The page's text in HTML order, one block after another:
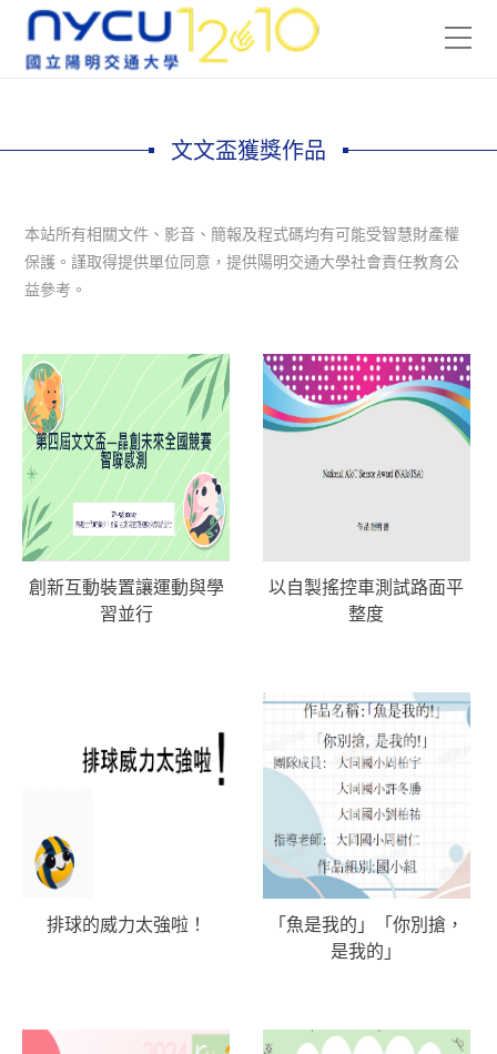
文文盃獲獎作品
本站所有相關文件、影音、簡報及程式碼均有可能受智慧財產權
保護。謹取得提供單位同意，提供陽明交通大學社會責任教育公
益參考。
創新互動裝置讓運動與學
習並行
以自製搖控車測試路面平
整度
排球的威力太強啦！
「魚是我的」「你別搶，
是我的」